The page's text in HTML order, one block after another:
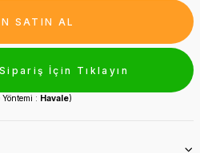
SATIN AL
İçin Tıklayın
Yöntemi : Havale)